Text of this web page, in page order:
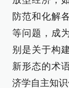
防范和化解
等问题，成
别是关于构
新形态的术
济学自主知